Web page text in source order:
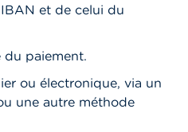
et de celui du
paiement.
ou électronique, via un
une autre méthode